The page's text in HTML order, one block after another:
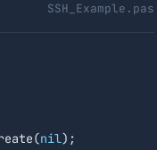
SSH_Example.pas
nil);